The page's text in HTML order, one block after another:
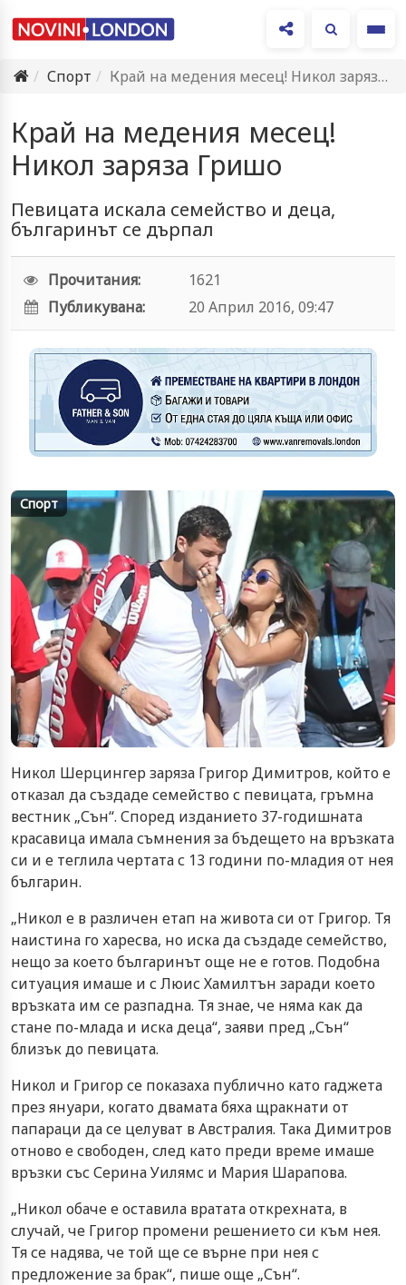
Спорт
Край на медения месец! Никол заряза Гришо
Край на медения месец!
Никол заряза Гришо
Певицата искала семейство и деца,
българинът се дърпал
Прочитания:
1621
Публикувана:
20 Април 2016, 09:47
Спорт
Никол Шерцингер заряза Григор Димитров, който е
отказал да създаде семейство с певицата, гръмна
вестник „Сън“. Според изданието 37-годишната
красавица имала съмнения за бъдещето на връзката
си и е теглила чертата с 13 години по-младия от нея
българин.
„Никол е в различен етап на живота си от Григор. Тя
наистина го харесва, но иска да създаде семейство,
нещо за което българинът още не е готов. Подобна
ситуация имаше и с Люис Хамилтън заради което
връзката им се разпадна. Тя знае, че няма как да
стане по-млада и иска деца“, заяви пред „Сън“
близък до певицата.
Никол и Григор се показаха публично като гаджета
през януари, когато двамата бяха щракнати от
папараци да се целуват в Австралия. Така Димитров
отново е свободен, след като преди време имаше
връзки със Серина Уилямс и Мария Шарапова.
„Никол обаче е оставила вратата открехната, в
случай, че Григор промени решението си към нея.
Тя се надява, че той ще се върне при нея с
предложение за брак“, пише още „Сън“.